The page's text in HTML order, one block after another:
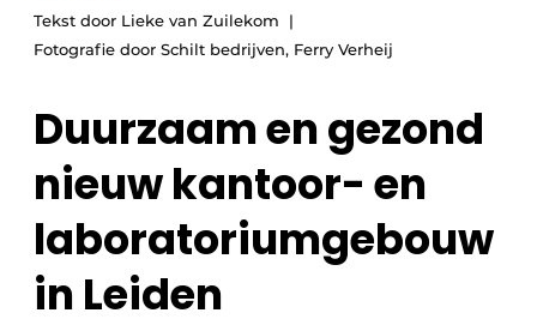
Vacature aanmelden
Video’s
Tekst door Lieke van Zuilekom
Fotografie door Schilt bedrijven, Ferry Verheij
Duurzaam en gezond
nieuw kantoor- en
laboratoriumgebouw
in Leiden